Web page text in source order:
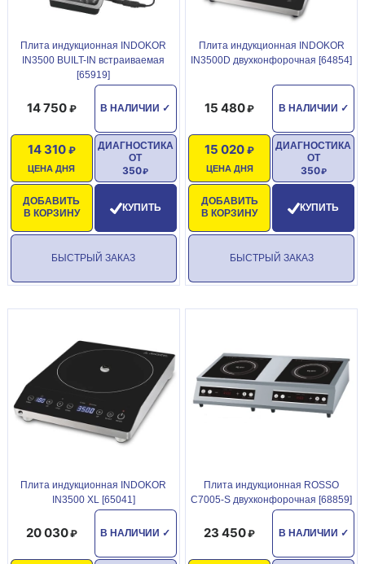
Плита индукционная INDOKOR
IN3500 BUILT-IN встраиваемая
[65919]
В НАЛИЧИИ ✓
14 750
ЦЕНА ДНЯ
14 310
ДОБАВИТЬ
В КОРЗИНУ
ДИАГНОСТИКА
ОТ
350
КУПИТЬ
БЫСТРЫЙ ЗАКАЗ
Плита индукционная INDOKOR
IN3500D двухконфорочная [64854]
В НАЛИЧИИ ✓
15 480
ЦЕНА ДНЯ
15 020
ДОБАВИТЬ
В КОРЗИНУ
ДИАГНОСТИКА
ОТ
350
КУПИТЬ
БЫСТРЫЙ ЗАКАЗ
Плита индукционная INDOKOR
IN3500 XL [65041]
В НАЛИЧИИ ✓
20 030
Плита индукционная ROSSO
C7005-S двухконфорочная [68859]
В НАЛИЧИИ ✓
23 450